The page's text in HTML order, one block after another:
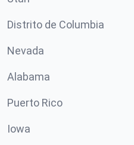
Distrito de Columbia
Nevada
Alabama
Puerto Rico
Iowa